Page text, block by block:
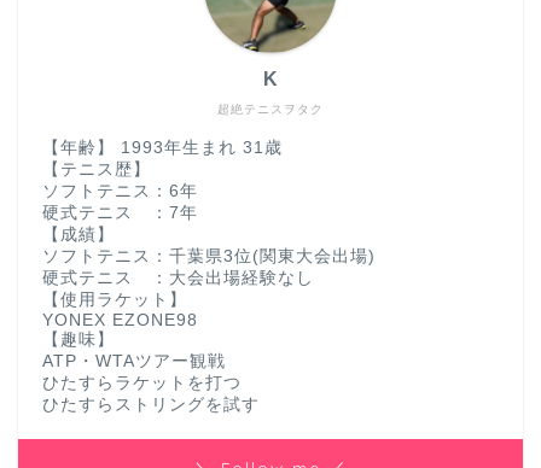
超絶テニスヲタク
K
【年齢】 1993年生まれ 31歳
【テニス歴】
ソフトテニス：6年
硬式テニス ：7年
【成績】
ソフトテニス：千葉県3位(関東大会出場)
硬式テニス ：大会出場経験なし
【使用ラケット】
YONEX EZONE98
【趣味】
ATP・WTAツアー観戦
ひたすらラケットを打つ
ひたすらストリングを試す